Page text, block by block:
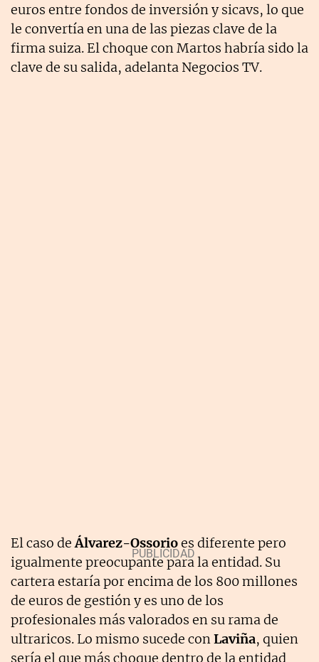
euros entre fondos de inversión y sicavs, lo que
le convertía en una de las piezas clave de la
firma suiza. El choque con Martos habría sido la
clave de su salida, adelanta Negocios TV.
El caso deÁlvarez-Ossorioes diferente pero
igualmente preocupante para la entidad. Su
cartera estaría por encima de los 800 millones
de euros de gestión y es uno de los
profesionales más valorados en su rama de
ultraricos. Lo mismo sucede conLaviña, quien
sería el que más choque dentro de la entidad